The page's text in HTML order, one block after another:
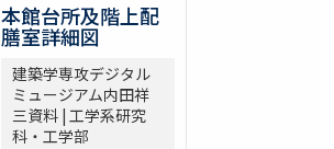
本館台所及階上配
膳室詳細図
建築学専攻デジタル
ミュージアム内田祥
三資料 | 工学系研究
科・工学部